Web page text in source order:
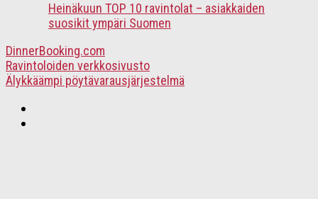
Heinäkuun TOP 10 ravintolat – asiakkaiden
suosikit ympäri Suomen
DinnerBooking.com
Ravintoloiden verkkosivusto
Älykkäämpi pöytävarausjärjestelmä